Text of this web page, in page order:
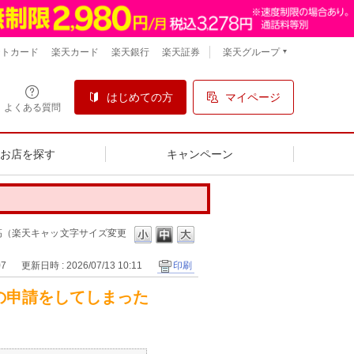
よくある質問
はじめての方 マイページ
店を探す キャンペーン
カード 楽天カード 楽天銀行 楽天証券 楽天グループ
文字サイズ変更
楽天キャッ
更新日時 : 2026/07/13 10:11 印刷
請をしてしまった